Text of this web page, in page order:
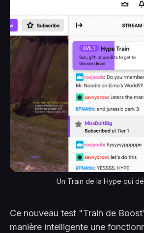
Un Train de la Hype qui
Ce nouveau test "Train de
manière intelligente une